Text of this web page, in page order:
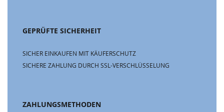
GEPRÜFTE SICHERHEIT
SICHER EINKAUFEN MIT KÄUFERSCHUTZ
SICHERE ZAHLUNG DURCH SSL-VERSCHLÜSSELUNG
ZAHLUNGSMETHODEN